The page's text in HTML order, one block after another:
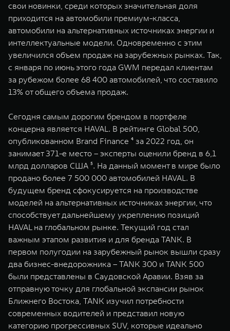
WEY 80
Масштаб возможностей
от 6 449 000 ₽
WEY 80
от 8 099
свои новинки, среди которых значительная доля
приходится на автомобили премиум-класса,
автомобили на альтернативных источниках энергии и
интеллектуальные модели. Одновременно с этим
увеличился объем продаж на зарубежных рынках. Так,
с января по июнь этого года GWM передал клиентам
за рубежом более 68 400 автомобилей, что составило
13% от общего объема продаж.
Сегодня самым дорогим брендом в портфеле
концерна является HAVAL. В рейтинге Global 500,
опубликованном Brand Finance ⁴ за 2022 год, он
занимает 371-е место – эксперты оценили бренд в 6,1
млрд долларов США ⁵. На данный момент в мире было
продано более 7 500 000 автомобилей HAVAL. В
будущем бренд сфокусируется на производстве
моделей на альтернативных источниках энергии, что
способствует дальнейшему укреплению позиций
HAVAL на глобальном рынке. Текущий год стал
важным этапом развития и для бренда TANK. В
первом полугодии на зарубежный рынок вышли сразу
два бизнес-внедорожника – TANK 300 и TANK 500
были представлены в Саудовской Аравии. Взяв за
отправную точку для глобальной экспансии рынок
Ближнего Востока, TANK изучил потребности
современных водителей и представил новую
категорию прогрессивных SUV, которые идеально